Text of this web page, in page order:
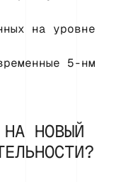
на уровне
5-нм
НОВЫЙ